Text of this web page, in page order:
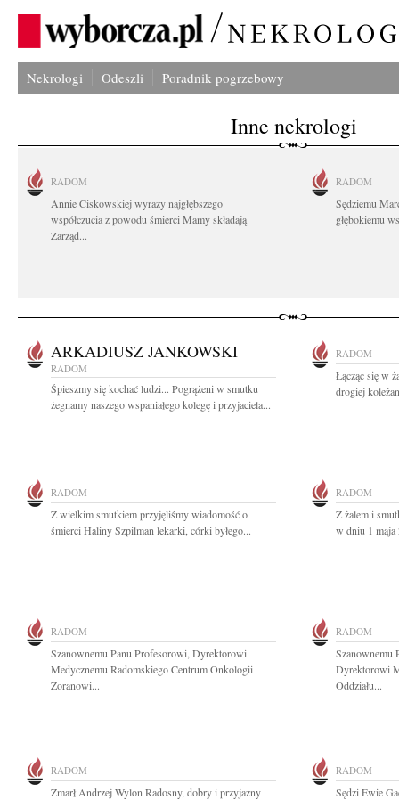
Nekrologi Odeszli Poradnik pogrzebowy
Inne nekrologi
RADOM
Annie Ciskowskiej wyrazy najgłębszego
współczucia z powodu śmierci Mamy składają
Zarząd...
RADOM
Sędziemu
głębokiemu
ARKADIUSZ JANKOWSKI
RADOM
Śpieszmy się kochać ludzi... Pogrążeni w smutku
żegnamy naszego wspaniałego kolegę i przyjaciela...
RADOM
Łącząc się w
drogiej
RADOM
Z wielkim smutkiem przyjęliśmy wiadomość o
śmierci Haliny Szpilman lekarki, córki byłego...
RADOM
Z żalem i
w dniu 1 maja
RADOM
Szanownemu Panu Profesorowi, Dyrektorowi
Medycznemu Radomskiego Centrum Onkologii
Zoranowi...
RADOM
Szanownemu
Dyrektorowi
Oddziału...
RADOM
Zmarł Andrzej Wylon Radosny, dobry i przyjazny
RADOM
Sędzi Ewie